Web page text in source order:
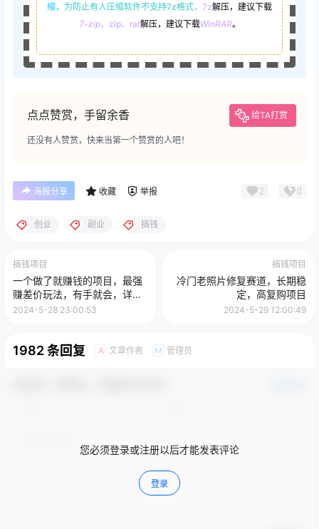
缩， 为防止有人压缩软件不支持7z格式，7z解压，建议下载
7-zip，zip、rar解压，建议下载WinRAR。
点点赞赏，手留余香 给TA打赏
还没有人赞赏，快来当第一个赞赏的人吧！
海报分享 收藏 举报 2 0
创业 副业 搞钱
搞钱项目
一个做了就赚钱的项目，最强
赚差价玩法，有手就会，详细
教程
2024-5-28 23:00:53
搞钱项目
冷门老照片修复赛道，长期稳
定，高复购项目
2024-5-29 12:00:49
1982 条回复 A 文章作者 M 管理员
您必须登录或注册以后才能发表评论
登录